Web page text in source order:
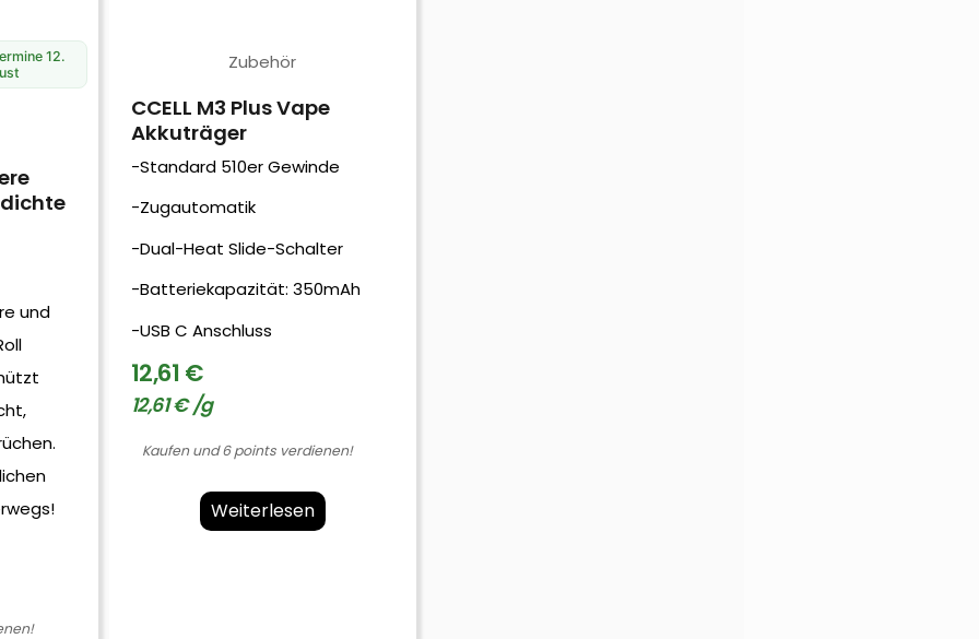
12.
und
Zubehör
CCELL M3 Plus Vape
Akkuträger
-Standard 510er Gewinde
-Zugautomatik
-Dual-Heat Slide-Schalter
-Batteriekapazität: 350mAh
-USB C Anschluss
12,61 €
12,61€ /g
Kaufen und 6 points verdienen!
Weiterlesen